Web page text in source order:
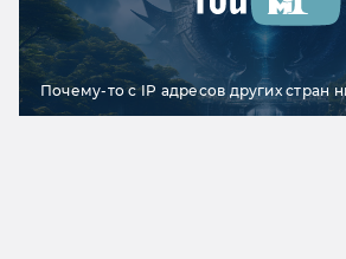
Почему-то с IP адресов других стран